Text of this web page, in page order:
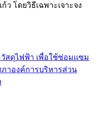
สดุไฟฟ้า เพื่อใช้ซ่อมเเซม
าองค์การบริหารส่วน